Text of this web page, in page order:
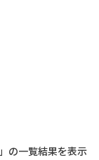
の一覧結果を表示